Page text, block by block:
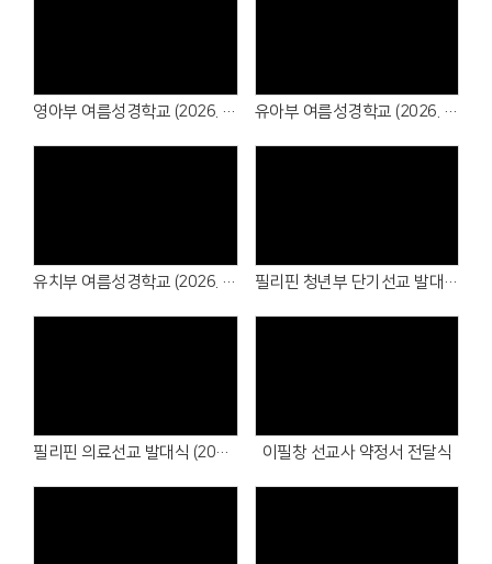
영아부 여름성경학교 (2026. 7. 18~19) 유아부 여름성경학교 (2026. 7. 11~12)
유치부 여름성경학교 (2026. 7. 4~5) 필리핀 청년부 단기선교 발대식 (2026. 7.12)
필리핀 의료선교 발대식 (2026. 7.12) 이필창 선교사 약정서 전달식